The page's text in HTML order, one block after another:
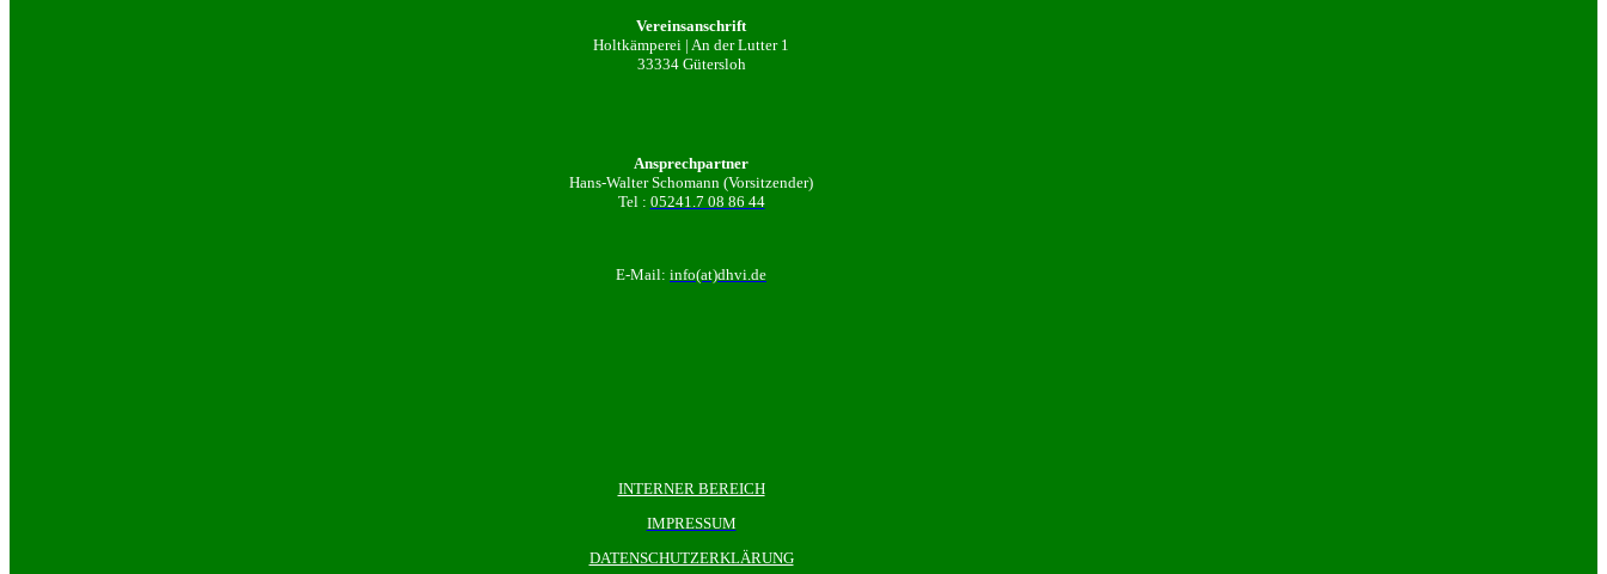
Vereinsanschrift
Holtkämperei | An der Lutter 1
33334 Gütersloh
Ansprechpartner
Hans-Walter Schomann (Vorsitzender)
Tel : 05241.7 08 86 44
E-Mail: info(at)dhvi.de
INTERNER BEREICH
IMPRESSUM
DATENSCHUTZERKLÄRUNG